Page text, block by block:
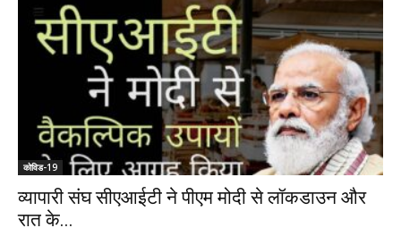
कोविड-19
व्यापारी संघ सीएआईटी ने पीएम मोदी से लॉकडाउन और
रात के...